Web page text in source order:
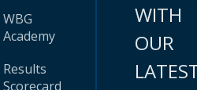
WBG
Academy
Results
Scorecard
WITH
OUR